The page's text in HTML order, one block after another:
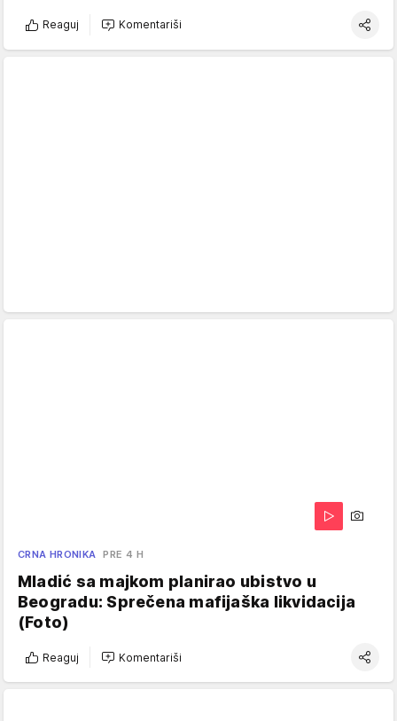
Reaguj Komentariši
CRNA HRONIKA PRE 4 H
Mladić sa majkom planirao ubistvo u
Beogradu: Sprečena mafijaška likvidacija
(Foto)
Reaguj Komentariši